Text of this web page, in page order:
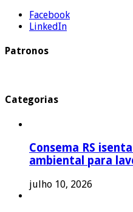
Facebook
LinkedIn
Patronos
Categorias
Consema RS
ambiental para
julho 10, 2026